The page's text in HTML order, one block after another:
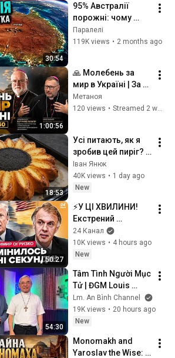
30:54
95% Австралії
порожні: чому
люди бояться
жити в центрі
Паралелі
119K views • 2 months ago
1:00:56
🙏 Молебень за
мир в Україні | За
участі
архієпископа Пола
Метаноя
120 views • Streamed 2 weeks ago
18:53
Усі питають, як я
зробив цей пиріг?
Найкрасивіший
пиріг, який я коли-
небудь готував!
Іван Янюк
40K views • 1 day ago
New
50:27
⚡️У ЦІ ХВИЛИНИ!
Екстрений
РОЗВОРОТ Трампа
по КИЄВУ. Такого
НЕ БУЛО. Таємна
ПОЛЬЩЕЮ.
ОГРИЗКО
24 Канал
10K views • 4 hours ago
New
54:30
Tâm Tình Người Mục
Tử | ĐGM Louis
NGUYỄN ANH TUẤN |
Giáo Phận Hà Tĩnh
Lm. An Bình Channel
19K views • 20 hours ago
New
Monomakh and
Yaroslav the Wise: